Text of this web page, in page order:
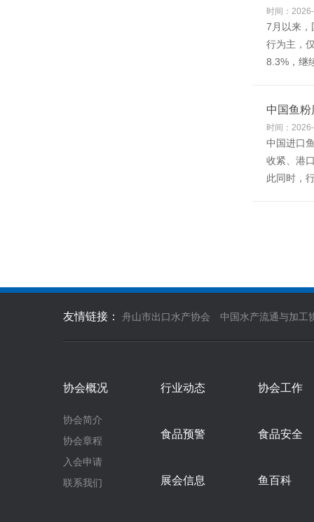
时间：
7月以来，
行为主，
8.3%，继
中国鱼
时间：
中国进口
收紧、港
此同时，
友情链接： 舟山市出口水产协会 中国水产流通与加工
协会概况
协会简介
协会章程
入会申请
联系我们
行业动态 协会工作
食品预警 食品安全
展会信息 鱼百科